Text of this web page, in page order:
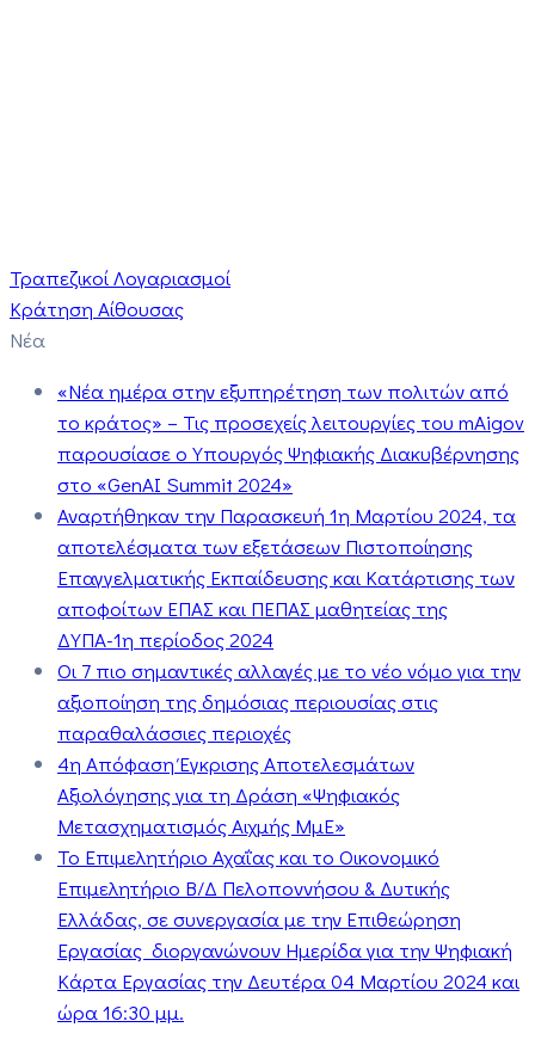
Τραπεζικοί Λογαριασμοί
Κράτηση Αίθουσας
Νέα
«Νέα ημέρα στην εξυπηρέτηση των πολιτών από
το κράτος» – Τις προσεχείς λειτουργίες του mAigov
παρουσίασε ο Υπουργός Ψηφιακής Διακυβέρνησης
στο «GenAI Summit 2024»
Αναρτήθηκαν την Παρασκευή 1η Μαρτίου 2024, τα
αποτελέσματα των εξετάσεων Πιστοποίησης
Επαγγελματικής Εκπαίδευσης και Κατάρτισης των
αποφοίτων ΕΠΑΣ και ΠΕΠΑΣ μαθητείας της
ΔΥΠΑ-1η περίοδος 2024
Οι 7 πιο σημαντικές αλλαγές με το νέο νόμο για την
αξιοποίηση της δημόσιας περιουσίας στις
παραθαλάσσιες περιοχές
4η Απόφαση Έγκρισης Αποτελεσμάτων
Αξιολόγησης για τη Δράση «Ψηφιακός
Μετασχηματισμός Αιχμής ΜμΕ»
Το Επιμελητήριο Αχαΐας και το Οικονομικό
Επιμελητήριο Β/Δ Πελοποννήσου & Δυτικής
Ελλάδας, σε συνεργασία με την Επιθεώρηση
Εργασίας διοργανώνουν Ημερίδα για την Ψηφιακή
Κάρτα Εργασίας την Δευτέρα 04 Μαρτίου 2024 και
ώρα 16:30 μμ.